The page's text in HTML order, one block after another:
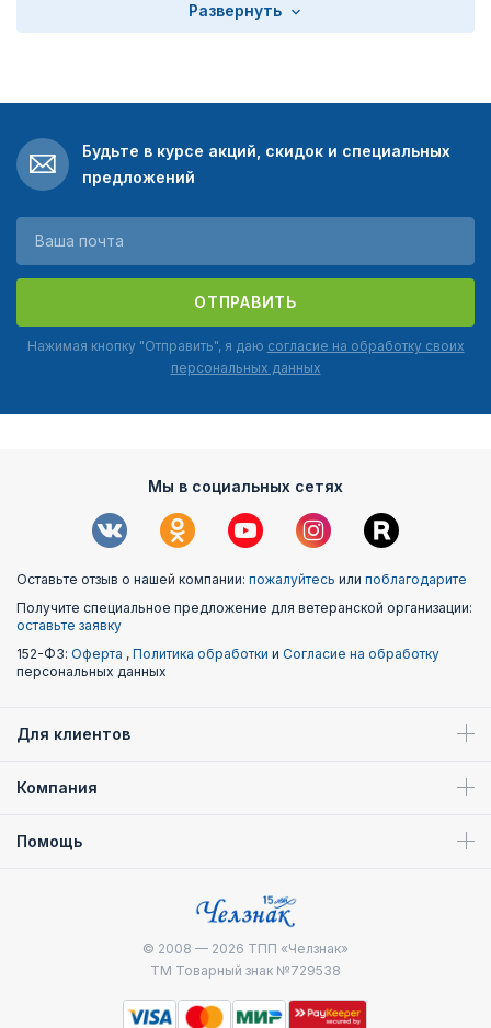
Развернуть
Будьте в курсе акций, скидок и специальных
предложений
ОТПРАВИТЬ
Нажимая кнопку "Отправить", я даю согласие на обработку своих
персональных данных
Мы в социальных сетях
Оставьте отзыв о нашей компании: пожалуйтесь или поблагодарите
Получите специальное предложение для ветеранской организации:
оставьте заявку
152-ФЗ: Оферта , Политика обработки и Согласие на обработку
персональных данных
Для клиентов
Компания
Помощь
© 2008 — 2026 ТПП «Челзнак»
ТМ Товарный знак №729538